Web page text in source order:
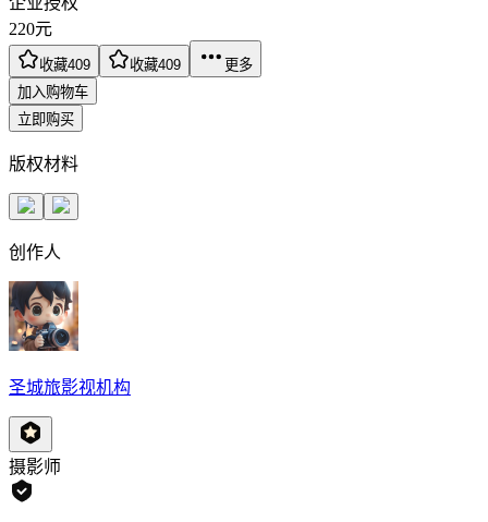
220元
收藏409 收藏409
更多
加入购物车
立即购买
版权材料
创作人
圣城旅影视机构
摄影师